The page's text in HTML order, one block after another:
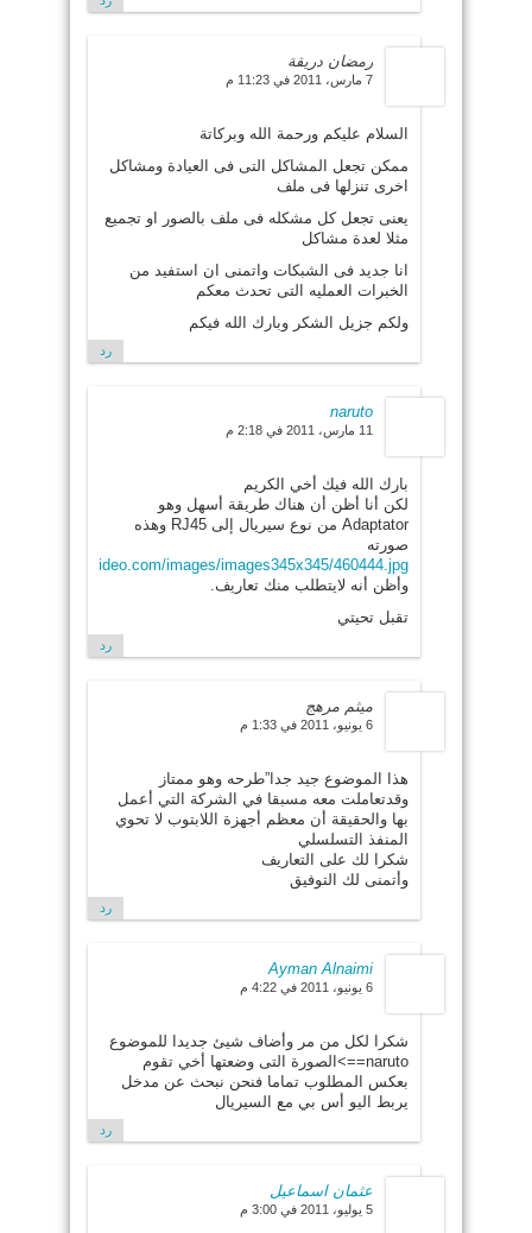
رمضان دريقة
7 مارس، 2011 في 11:23 م
السلام عليكم ورحمة الله وبركاتة
ممكن تجعل المشاكل التى فى العيادة ومشاكل
اخرى تنزلها فى ملف
يعنى تجعل كل مشكله فى ملف بالصور او تجميع
مثلا لعدة مشاكل
انا جديد فى الشبكات واتمنى ان استفيد من
الخبرات العمليه التى تحدث معكم
ولكم جزيل الشكر وبارك الله فيكم
رد
naruto
11 مارس، 2011 في 2:18 م
بارك الله فيك أخي الكريم
لكن أنا أظن أن هناك طريقة أسهل وهو
Adaptator من نوع سيريال إلى RJ45 وهذه
صورته
images/images345x345/460444.jpg
وأظن أنه لايتطلب منك تعاريف.
تقبل تحيتي
رد
ميثم مرهج
6 يونيو، 2011 في 1:33 م
هذا الموضوع جيد جدا”طرحه وهو ممتاز
وقدتعاملت معه مسبقا في الشركة التي أعمل
بها والحقيقة أن معظم أجهزة اللابتوب لا تحوي
المنفذ التسلسلي
شكرا لك على التعاريف
وأتمنى لك التوفيق
رد
Ayman Alnaimi
6 يونيو، 2011 في 4:22 م
شكرا لكل من مر وأضاف شيئ جديدا للموضوع
naruto==>الصورة التى وضعتها أخي تقوم
بعكس المطلوب تماما فنحن نبحث عن مدخل
يربط اليو أس بي مع السيريال
رد
عثمان اسماعيل
5 يوليو، 2011 في 3:00 م